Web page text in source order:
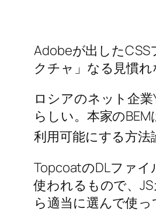
Adobeが出した
クチャ」なる見慣れ
ロシアのネット企
らしい。本家の
利用可能にする方
TopcoatのDLファ
使われるもので、
ら適当に選んで使